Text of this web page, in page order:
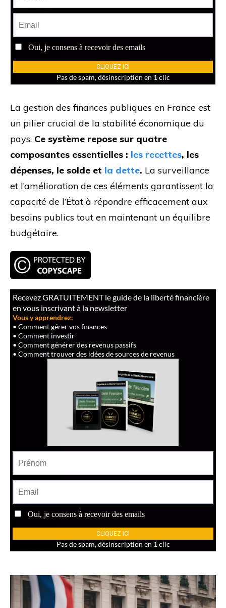
La gestion des finances publiques en France est
un pilier crucial de la stabilité économique du
pays. Ce système repose sur quatre
composantes essentielles : les recettes, les
dépenses, le solde et la dette. La surveillance
et l’amélioration de ces éléments garantissent la
capacité de l’État à répondre efficacement aux
besoins publics tout en maintenant un équilibre
budgétaire.